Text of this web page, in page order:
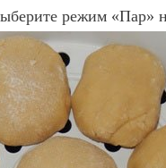
режим «Пар»